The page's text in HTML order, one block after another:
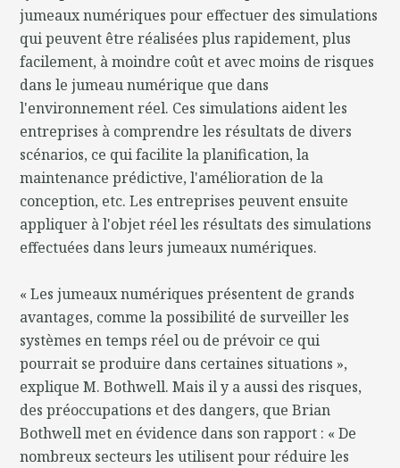
jumeaux numériques pour effectuer des simulations
qui peuvent être réalisées plus rapidement, plus
facilement, à moindre coût et avec moins de risques
dans le jumeau numérique que dans
l'environnement réel. Ces simulations aident les
entreprises à comprendre les résultats de divers
scénarios, ce qui facilite la planification, la
maintenance prédictive, l'amélioration de la
conception, etc. Les entreprises peuvent ensuite
appliquer à l'objet réel les résultats des simulations
effectuées dans leurs jumeaux numériques.
« Les jumeaux numériques présentent de grands
avantages, comme la possibilité de surveiller les
systèmes en temps réel ou de prévoir ce qui
pourrait se produire dans certaines situations »,
explique M. Bothwell. Mais il y a aussi des risques,
des préoccupations et des dangers, que Brian
Bothwell met en évidence dans son rapport : « De
nombreux secteurs les utilisent pour réduire les